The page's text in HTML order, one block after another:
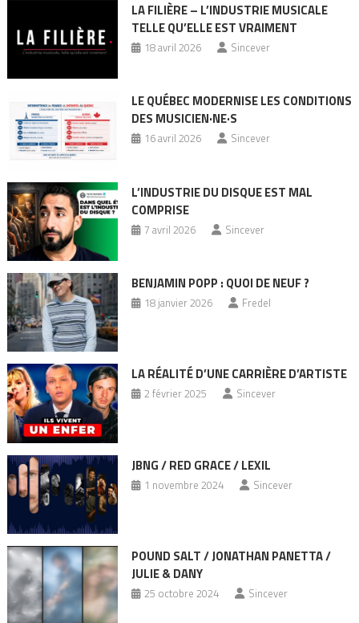
LA FILIÈRE – L’INDUSTRIE MUSICALE
TELLE QU’ELLE EST VRAIMENT
18 avril 2026 Sincever
LE QUÉBEC MODERNISE LES CONDITIONS
DES MUSICIEN·NE·S
16 avril 2026 Sincever
L’INDUSTRIE DU DISQUE EST MAL
COMPRISE
7 avril 2026 Sincever
BENJAMIN POPP : QUOI DE NEUF ?
18 janvier 2026 Fredel
LA RÉALITÉ D’UNE CARRIÈRE D’ARTISTE
2 février 2025 Sincever
JBNG / RED GRACE / LEXIL
1 novembre 2024 Sincever
POUND SALT / JONATHAN PANETTA /
JULIE & DANY
25 octobre 2024 Sincever